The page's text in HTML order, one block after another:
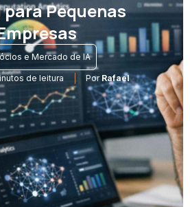
Pequenas
e Mercado de IA
de leitura Por Rafael